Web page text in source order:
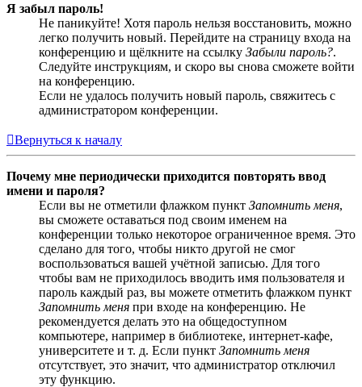
Я забыл пароль!
Не паникуйте! Хотя пароль нельзя восстановить, можно
легко получить новый. Перейдите на страницу входа на
конференцию и щёлкните на ссылку Забыли пароль?.
Следуйте инструкциям, и скоро вы снова сможете войти
на конференцию.
Если не удалось получить новый пароль, свяжитесь с
администратором конференции.
Вернуться к началу
Почему мне периодически приходится повторять ввод
имени и пароля?
Если вы не отметили флажком пункт Запомнить меня,
вы сможете оставаться под своим именем на
конференции только некоторое ограниченное время. Это
сделано для того, чтобы никто другой не смог
воспользоваться вашей учётной записью. Для того
чтобы вам не приходилось вводить имя пользователя и
пароль каждый раз, вы можете отметить флажком пункт
Запомнить меня при входе на конференцию. Не
рекомендуется делать это на общедоступном
компьютере, например в библиотеке, интернет-кафе,
университете и т. д. Если пункт Запомнить меня
отсутствует, это значит, что администратор отключил
эту функцию.